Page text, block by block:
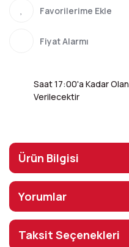
Fiyat Alarmı
Saat 17:00'a Kadar
Verilecektir
Ürün Bilgisi
Yorumlar
Taksit Seçenekleri